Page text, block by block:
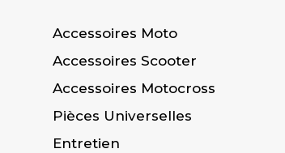
Accessoires Moto
Accessoires Scooter
Accessoires Motocross
Pièces Universelles
Entretien